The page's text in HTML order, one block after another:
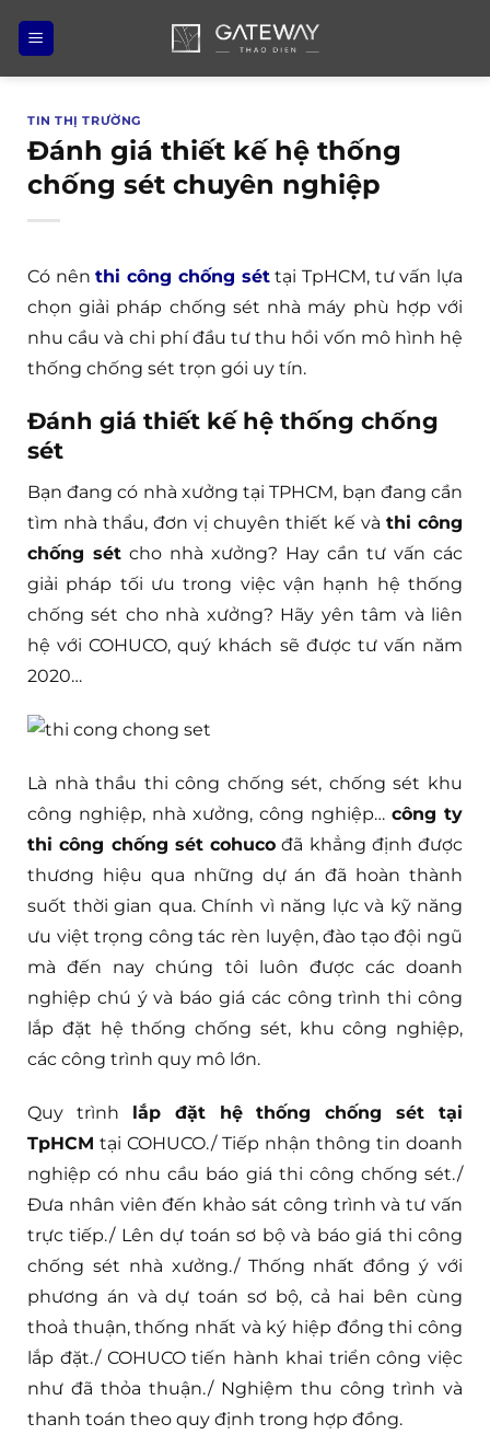
qua
nội
TIN THỊ TRƯỜNG
Đánh giá thiết kế hệ thống
chống sét chuyên nghiệp
Có nênthi công chống séttại TpHCM, tư vấn lựa
chọn giải pháp chống sét nhà máy phù hợp với
nhu cầu và chi phí đầu tư thu hồi vốn mô hình hệ
thống chống sét trọn gói uy tín.
Đánh giá thiết kế hệ thống chống
sét
Bạn đang có nhà xưởng tại TPHCM, bạn đang cần
tìm nhà thẩu, đơn vị chuyên thiết kế và thi công
chống sét cho nhà xưởng? Hay cần tư vấn các
giải pháp tối ưu trong việc vận hạnh hệ thống
chống sét cho nhà xưởng? Hãy yên tâm và liên
hệ với COHUCO, quý khách sẽ được tư vấn năm
2020…
Là nhà thầu thi công chống sét, chống sét khu
công nghiệp, nhà xưởng, công nghiệp… công ty
thi công chống sét cohuco đã khẳng định được
thương hiệu qua những dự án đã hoàn thành
suốt thời gian qua. Chính vì năng lực và kỹ năng
ưu việt trọng công tác rèn luyện, đào tạo đội ngũ
mà đến nay chúng tôi luôn được các doanh
nghiệp chú ý và báo giá các công trình thi công
lắp đặt hệ thống chống sét, khu công nghiệp,
các công trình quy mô lớn.
Quy trình lắp đặt hệ thống chống sét tại
TpHCM tại COHUCO./ Tiếp nhận thông tin doanh
nghiệp có nhu cầu báo giá thi công chống sét./
Đưa nhân viên đến khảo sát công trình và tư vấn
trực tiếp./ Lên dự toán sơ bộ và báo giá thi công
chống sét nhà xưởng./ Thống nhất đồng ý với
phương án và dự toán sơ bộ, cả hai bên cùng
thoả thuận, thống nhất và ký hiệp đồng thi công
lắp đặt./ COHUCO tiến hành khai triển công việc
như đã thỏa thuận./ Nghiệm thu công trình và
thanh toán theo quy định trong hợp đồng.